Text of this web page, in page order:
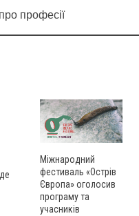
професії
Міжнародний
фестиваль «Острів
Європа» оголосив
програму та
учасників